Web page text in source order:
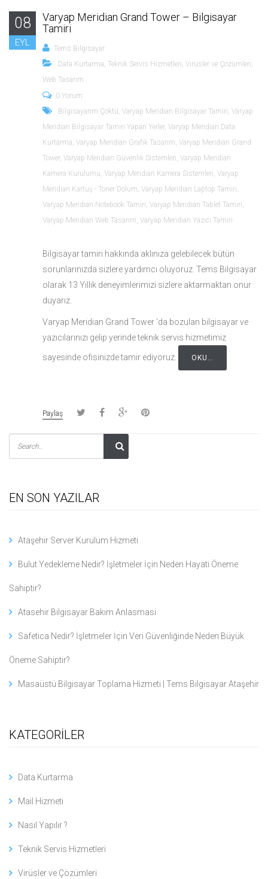
08
EYL
Varyap Meridian Grand Tower – Bilgisayar
Tamiri
Tems Bilgisayar
Data Kurtarma, Teknik Servis Hizmetleri, Virüsler ve Çözümleri,
Web Tasarım
0 Yorum
Bilgisayarım Çöktü, Varyap Meridian Bilgisayar Tamiri, Varyap
Meridian Bilgisayar Tamiri Yapan Yerler, Varyap Meridian Data
Kurtarma, Varyap Meridian Grafik Tasarım, Varyap Meridian Grand
Tower, Varyap Meridian Güvenlik Sistemleri, Varyap Meridian
Kamera Kurulumu, Varyap Meridian Kamera Sistemleri, Varyap
Meridian Kartuş - Toner Dolum, Varyap Meridian Laptop Tamiri,
Varyap Meridian Notebook Tamiri, Varyap Meridian Tablet Tamiri,
Varyap Meridian Web Tasarım, Varyap Meridian Yazıcı Tamiri
Bilgisayar tamiri hakkında aklınıza gelebilecek bütün
sorunlarınızda sizlere yardımcı oluyoruz. Tems Bilgisayar
olarak 13 Yıllık deneyimlerimizi sizlere aktarmaktan onur
duyarız.
Varyap Meridian Grand Tower ‘da bozulan bilgisayar ve
yazıcılarınızı gelip yerinde teknik servis hizmetimiz
sayesinde ofisinizde tamir ediyoruz. OKU…
Paylaş
EN SON YAZILAR
Ataşehir Server Kurulum Hizmeti
Bulut Yedekleme Nedir? İşletmeler İçin Neden Hayati Öneme
Sahiptir?
Atasehir Bilgisayar Bakım Anlasmasi
Safetica Nedir? İşletmeler İçin Veri Güvenliğinde Neden Büyük
Öneme Sahiptir?
Masaüstü Bilgisayar Toplama Hizmeti | Tems Bilgisayar Ataşehir
KATEGORİLER
Data Kurtarma
Mail Hizmeti
Nasıl Yapılır ?
Teknik Servis Hizmetleri
Virüsler ve Çözümleri